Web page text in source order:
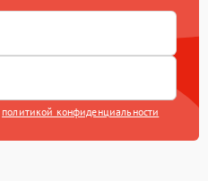
политикой конфиденциальности